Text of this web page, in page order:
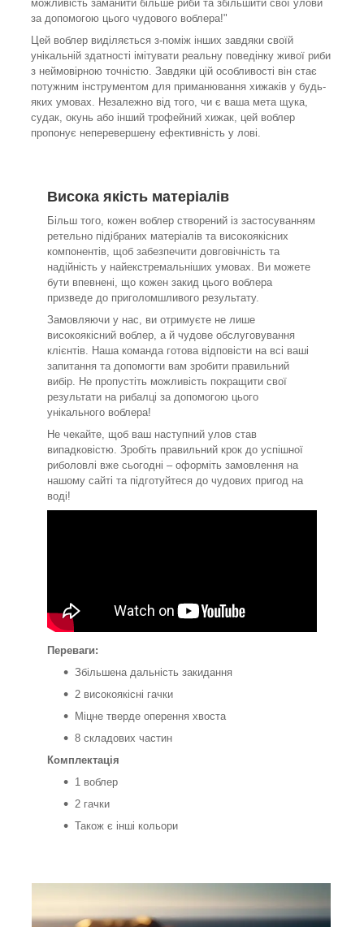
можливість заманити більше риби та збільшити свої улови
за допомогою цього чудового воблера!"
Цей воблер виділяється з-поміж інших завдяки своїй
унікальній здатності імітувати реальну поведінку живої риби
з неймовірною точністю. Завдяки цій особливості він стає
потужним інструментом для приманювання хижаків у будь-
яких умовах. Незалежно від того, чи є ваша мета щука,
судак, окунь або інший трофейний хижак, цей воблер
пропонує неперевершену ефективність у лові.
Висока якість матеріалів
Більш того, кожен воблер створений із застосуванням
ретельно підібраних матеріалів та високоякісних
компонентів, щоб забезпечити довговічність та
надійність у найекстремальніших умовах. Ви можете
бути впевнені, що кожен закид цього воблера
призведе до приголомшливого результату.
Замовляючи у нас, ви отримуєте не лише
високоякісний воблер, а й чудове обслуговування
клієнтів. Наша команда готова відповісти на всі ваші
запитання та допомогти вам зробити правильний
вибір. Не пропустіть можливість покращити свої
результати на рибалці за допомогою цього
унікального воблера!
Не чекайте, щоб ваш наступний улов став
випадковістю. Зробіть правильний крок до успішної
риболовлі вже сьогодні – оформіть замовлення на
нашому сайті та підготуйтеся до чудових пригод на
воді!
Переваги:
Збільшена дальність закидання
2 високоякісні гачки
Міцне тверде оперення хвоста
8 складових частин
Комплектація
1 воблер
2 гачки
Також є інші кольори